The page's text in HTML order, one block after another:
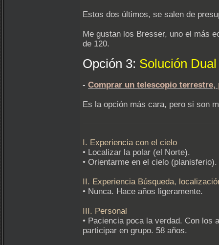
Estos dos últimos, se salen de
Me gustan los Bresser, uno el más
de 120.
Opción 3: Solución
- Comprar un telescopio
Es la opción más cara, pero si son
I. Experiencia con el cielo
• Localizar la polar (el Norte).
• Orientarme en el cielo (planisferio).
II. Experiencia Búsqueda,
• Nunca. Hace años ligeramente.
III. Personal
• Paciencia poca la verdad. Con los
participar en grupo. 58 años.